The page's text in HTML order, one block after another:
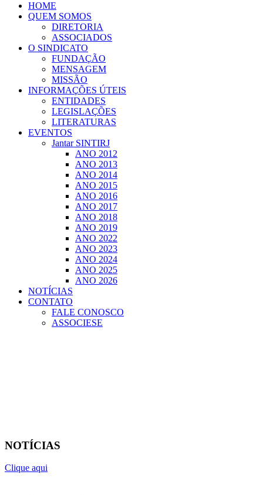
HOME
QUEM SOMOS
DIRETORIA
ASSOCIADOS
O SINDICATO
FUNDAÇÃO
MENSAGEM
MISSÃO
INFORMAÇÕES ÚTEIS
ENTIDADES
LEGISLAÇÕES
LITERATURAS
EVENTOS
Jantar SINTIRJ
ANO 2012
ANO 2013
ANO 2014
ANO 2015
ANO 2016
ANO 2017
ANO 2018
ANO 2019
ANO 2022
ANO 2023
ANO 2024
ANO 2025
ANO 2026
NOTÍCIAS
CONTATO
FALE CONOSCO
ASSOCIESE
NOTÍCIAS
Clique aqui